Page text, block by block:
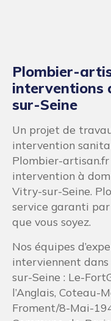
service garanti
que vous soyez.
Nos équipes
interviennent
sur-Seine : Le-
l’Anglais, Coteau-
Froment/8-Mai-
Commune-de-
Sud/Ardoines
Nos experts
Seine pour vous
trouverez ci-
installateurs
artisan.fr
Avenue Prés